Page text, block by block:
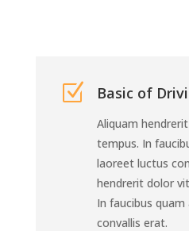
Z Basic of
Aliquam
tempus. In
laoreet luctus
hendrerit dolor
In faucibus
convallis erat.